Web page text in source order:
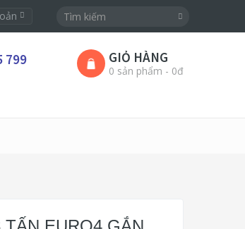
799 GIỎ HÀNG
0 sản phẩm - 0đ